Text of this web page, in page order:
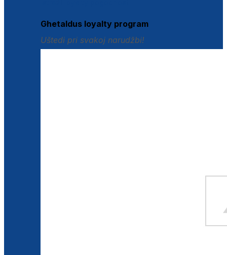
Ghetaldus loyalty program
Uštedi pri svakoj narudžbi!